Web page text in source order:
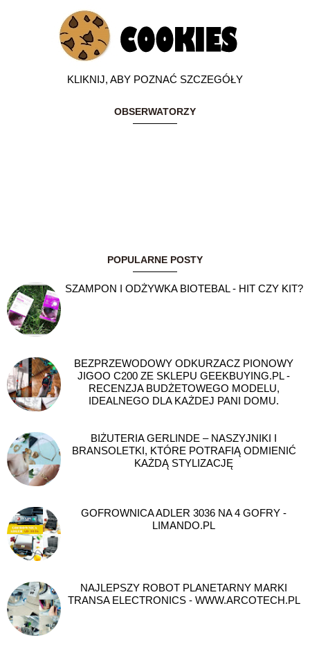
KLIKNIJ, ABY POZNAĆ SZCZEGÓŁY
OBSERWATORZY
POPULARNE POSTY
SZAMPON I ODŻYWKA BIOTEBAL - HIT CZY KIT?
BEZPRZEWODOWY ODKURZACZ PIONOWY
JIGOO C200 ZE SKLEPU GEEKBUYING.PL -
RECENZJA BUDŻETOWEGO MODELU,
IDEALNEGO DLA KAŻDEJ PANI DOMU.
BIŻUTERIA GERLINDE – NASZYJNIKI I
BRANSOLETKI, KTÓRE POTRAFIĄ ODMIENIĆ
KAŻDĄ STYLIZACJĘ
GOFROWNICA ADLER 3036 NA 4 GOFRY -
LIMANDO.PL
NAJLEPSZY ROBOT PLANETARNY MARKI
TRANSA ELECTRONICS - WWW.ARCOTECH.PL